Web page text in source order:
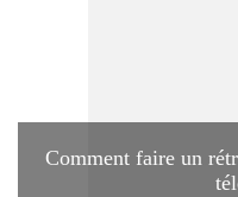
Comment faire un